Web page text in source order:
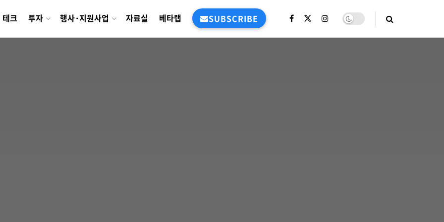
테크 투자 행사·지원사업 자료실 베타랩 SUBSCRIBE